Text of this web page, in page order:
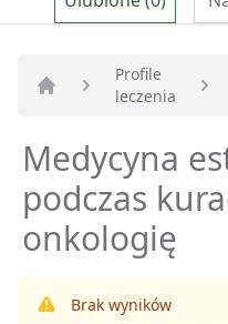
Strona główna
Profile
leczenia
Medycyna
podczas
onkologię
Brak wyników